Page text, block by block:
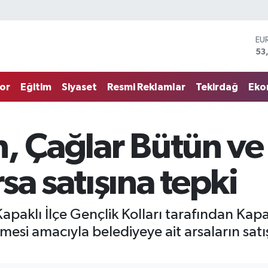
Eğitim Siyaset Resmi Reklamlar Tekirdağ
Çağlar Bütün
satışına tepki
İlçe Gençlik Kolları tarafından
amacıyla belediyeye ait arsaların